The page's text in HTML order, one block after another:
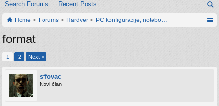
Search Forums Recent Posts
Home Forums Hardver PC konfiguracije, notebook računari, servis
format
1 2 Next >
sffovac
Novi član